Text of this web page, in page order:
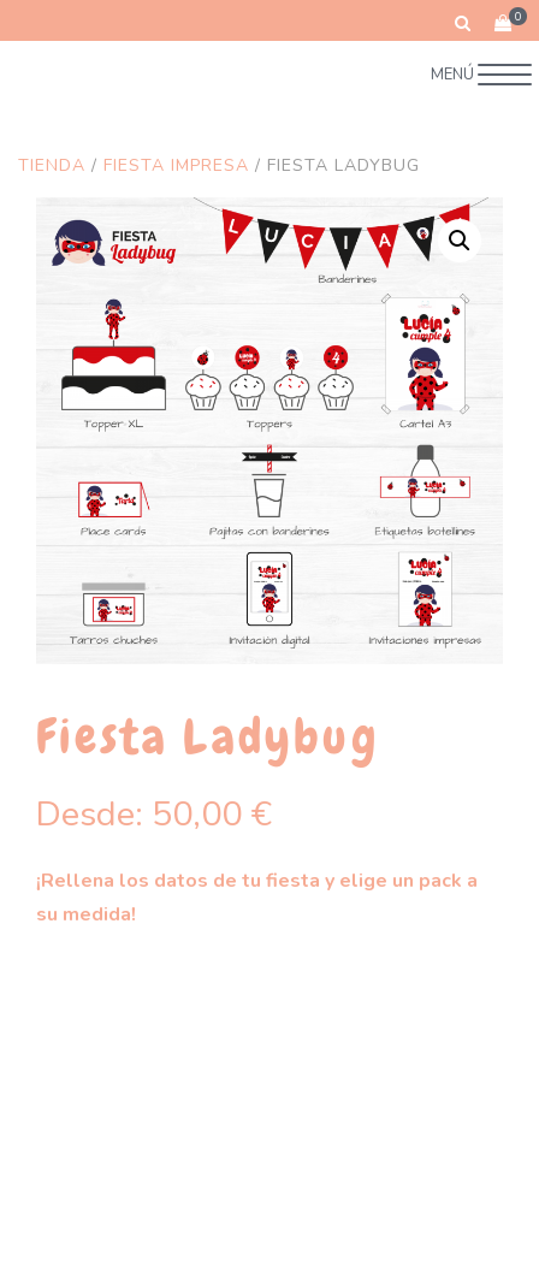
0
MENÚ
TIENDA / FIESTA IMPRESA / FIESTA LADYBUG
Fiesta Ladybug
Desde: 50,00 €
¡Rellena los datos de tu fiesta y elige un pack a
su medida!